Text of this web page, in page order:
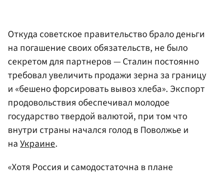
Откуда советское правительство брало деньги
на погашение своих обязательств, не было
секретом для партнеров — Сталин постоянно
требовал увеличить продажи зерна за границу
и «бешено форсировать вывоз хлеба». Экспорт
продовольствия обеспечивал молодое
государство твердой валютой, при том что
внутри страны начался голод в Поволжье и
наУкраине.
«Хотя Россия и самодостаточна в плане